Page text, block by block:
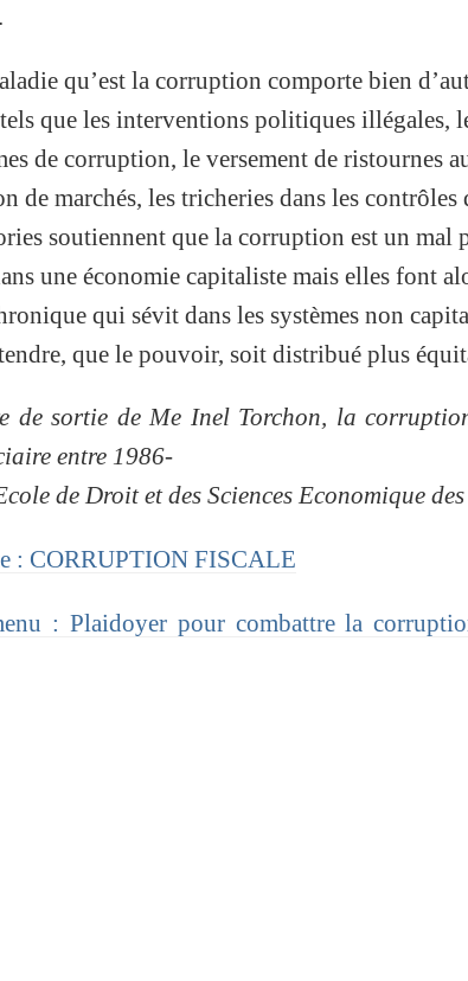
qu’est la corruption comporte bien
que les interventions politiques illégales,
de corruption, le versement de ristournes
de marchés, les tricheries dans les contrôles
soutiennent que la corruption est un mal
une économie capitaliste mais elles font
qui sévit dans les systèmes non
que le pouvoir, soit distribué plus
de sortie de Me Inel Torchon, la
entre 1986-
de Droit et des Sciences Economique
: CORRUPTION FISCALE
: Plaidoyer pour combattre la